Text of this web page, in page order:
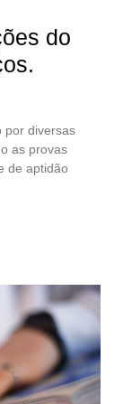
do
por diversas
as provas
de aptidão